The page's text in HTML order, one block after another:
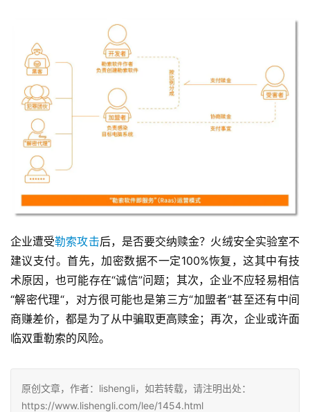
企业遭受勒索攻击后，是否要交纳赎金？火绒安全实验室不
建议支付。首先，加密数据不一定100%恢复，这其中有技
术原因，也可能存在“诚信”问题；其次，企业不应轻易相信
“解密代理“，对方很可能也是第三方“加盟者”甚至还有中间
商赚差价，都是为了从中骗取更高赎金；再次，企业或许面
临双重勒索的风险。
原创文章，作者：lishengli，如若转载，请注明出处：
https://www.lishengli.com/lee/1454.html